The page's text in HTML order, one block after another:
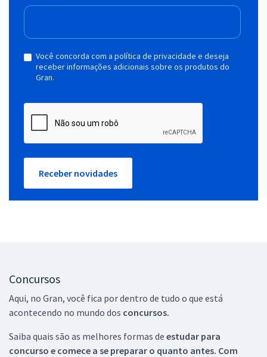
Você concorda com a política de privacidade e deseja
receber informações adicionais sobre os produtos do
Gran.
Receber novidades
Concursos
Aqui, no Gran, você fica por dentro de tudo o que está
acontecendo no mundo dos concursos.
Saiba quais são as melhores formas de estudar para
concurso e comece a se preparar o quanto antes. Com